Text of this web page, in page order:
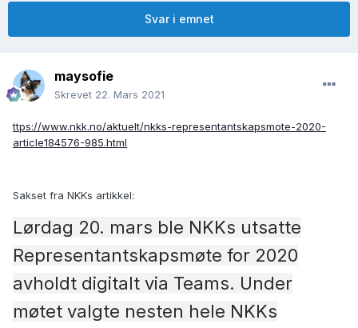
Svar i emnet
maysofie
Skrevet 22. Mars 2021
ttps://www.nkk.no/aktuelt/nkks-representantskapsmote-2020-
article184576-985.html
Sakset fra NKKs artikkel:
Lørdag 20. mars ble NKKs utsatte
Representantskapsmøte for 2020
avholdt digitalt via Teams. Under
møtet valgte nesten hele NKKs